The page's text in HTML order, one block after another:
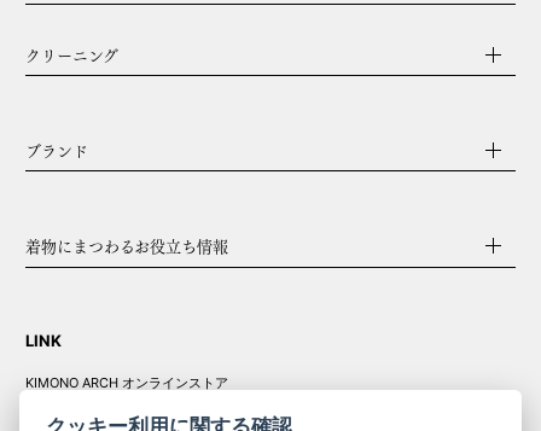
クリーニング
ブランド
着物にまつわるお役立ち情報
LINK
KIMONO ARCH オンラインストア
クッキー利用に関する確認